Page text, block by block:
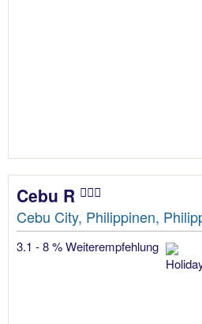
Cebu R
Cebu City, Philippinen,
3.1 - 8 % Weiterempfehlung